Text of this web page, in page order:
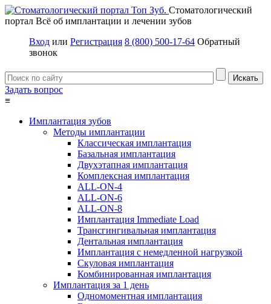
Стоматологический
портал Всё об имплантации и лечении зубов
Вход или Регистрация 8 (800) 500-17-64 Обратный
звонок
Задать вопрос
≡
Имплантация зубов
Методы имплантации
Классическая имплантация
Базальная имплантация
Двухэтапная имплантация
Комплексная имплантация
ALL-ON-4
ALL-ON-6
ALL-ON-8
Имплантация Immediate Load
Трансгингивальная имплантация
Дентальная имплантация
Имплантация с немедленной нагрузкой
Скуловая имплантация
Комбинированная имплантация
Имплантация за 1 день
Одномоментная имплантация